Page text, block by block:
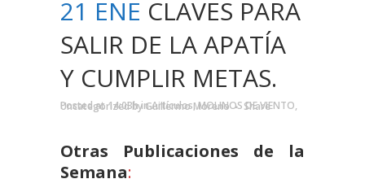
21 ENE CLAVES PARA
SALIR DE LA APATÍA
Y CUMPLIR METAS.
Posted at 14:03hinArtículos,MOLINOS DE VIENTO,
Uncategorized byGuillermo Moreno Share
Otras Publicaciones de la
Semana: